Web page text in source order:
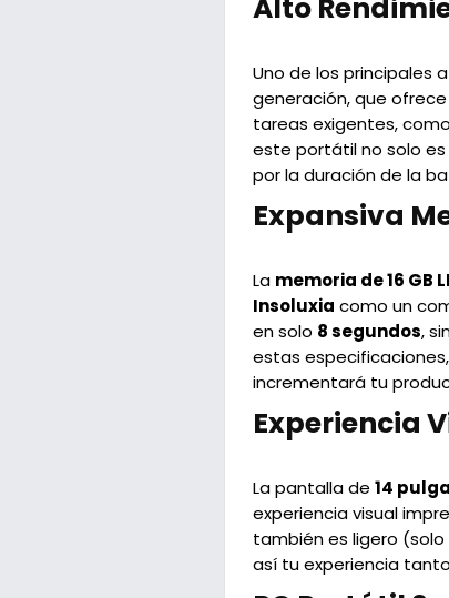
Alto
Uno de los principales
generación, que
tareas exigentes,
este portátil no solo
por la duración de la
Expansiva
La memoria de 16 GB
Insoluxia como un
en solo 8 segundos,
estas
incrementará tu
Experiencia
La pantalla de 14
experiencia visual
también es ligero (solo
así tu experiencia